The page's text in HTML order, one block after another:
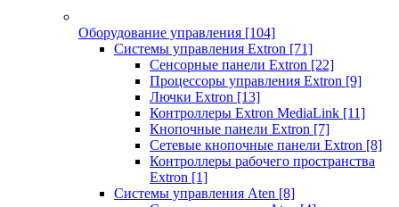
Оборудование управления [104]
Системы управления Extron [71]
Сенсорные панели Extron [22]
Процессоры управления Extron [9]
Лючки Extron [13]
Контроллеры Extron MediaLink [11]
Кнопочные панели Extron [7]
Сетевые кнопочные панели Extron [8]
Контроллеры рабочего пространства
Extron [1]
Системы управления Aten [8]